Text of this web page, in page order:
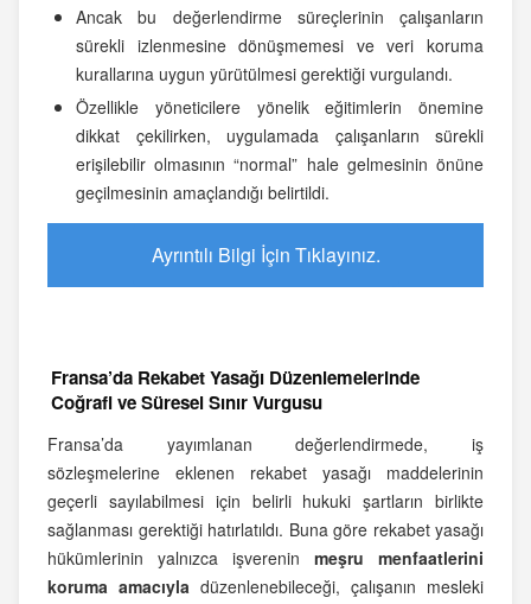
Ancak bu değerlendirme süreçlerinin çalışanların
sürekli izlenmesine dönüşmemesi ve veri koruma
kurallarına uygun yürütülmesi gerektiği vurgulandı.
Özellikle yöneticilere yönelik eğitimlerin önemine
dikkat çekilirken, uygulamada çalışanların sürekli
erişilebilir olmasının “normal” hale gelmesinin önüne
geçilmesinin amaçlandığı belirtildi.
Ayrıntılı Bilgi İçin Tıklayınız.
Fransa’da Rekabet Yasağı Düzenlemelerinde
Coğrafi ve Süresel Sınır Vurgusu
Fransa’da yayımlanan değerlendirmede, iş
sözleşmelerine eklenen rekabet yasağı maddelerinin
geçerli sayılabilmesi için belirli hukuki şartların birlikte
sağlanması gerektiği hatırlatıldı. Buna göre rekabet yasağı
hükümlerinin yalnızca işverenin meşru menfaatlerini
koruma amacıyla düzenlenebileceği, çalışanın mesleki